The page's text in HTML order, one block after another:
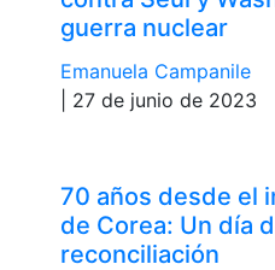
guerra nuclear
Emanuela Campanile
| 27 de junio de 2023
70 años desde el
de Corea: Un día
reconciliación